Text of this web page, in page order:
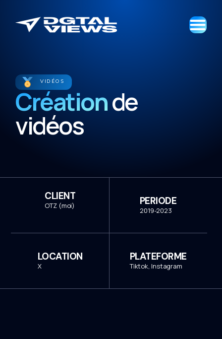
VIDÉOS
Créationde
vidéos
CLIENT
OTZ (moi) PERIODE
2019-2023
LOCATION
X
PLATEFORME
Tiktok, Instagram